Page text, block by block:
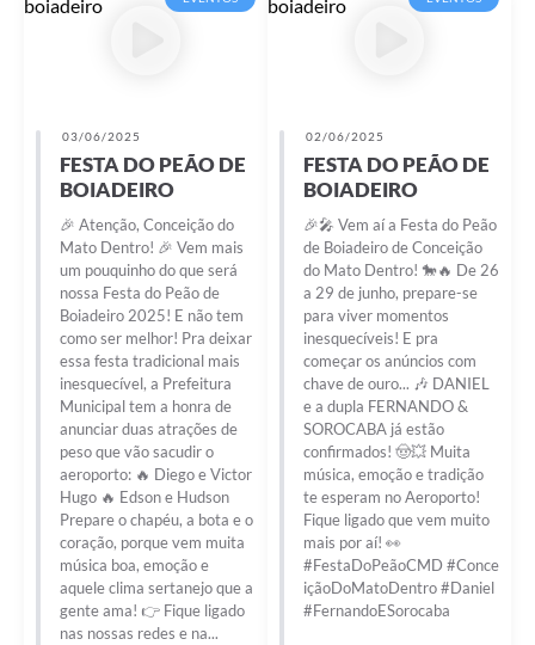
03/06/2025
FESTA DO PEÃO DE
BOIADEIRO
🎉 Atenção, Conceição do
Mato Dentro! 🎉 Vem mais
um pouquinho do que será
nossa Festa do Peão de
Boiadeiro 2025! E não tem
como ser melhor! Pra deixar
essa festa tradicional mais
inesquecível, a Prefeitura
Municipal tem a honra de
anunciar duas atrações de
peso que vão sacudir o
aeroporto: 🔥 Diego e Victor
Hugo 🔥 Edson e Hudson
Prepare o chapéu, a bota e o
coração, porque vem muita
música boa, emoção e
aquele clima sertanejo que a
gente ama! 👉 Fique ligado
nas nossas redes e na...
02/06/2025
FESTA DO PEÃO DE
BOIADEIRO
🎉🎤 Vem aí a Festa do Peão
de Boiadeiro de Conceição
do Mato Dentro! 🐎🔥 De 26
a 29 de junho, prepare-se
para viver momentos
inesquecíveis! E pra
começar os anúncios com
chave de ouro... 🎶 DANIEL
e a dupla FERNANDO &
SOROCABA já estão
confirmados! 🤠💥 Muita
música, emoção e tradição
te esperam no Aeroporto!
Fique ligado que vem muito
mais por aí! 👀
#FestaDoPeãoCMD #Conce
içãoDoMatoDentro #Daniel
#FernandoESorocaba